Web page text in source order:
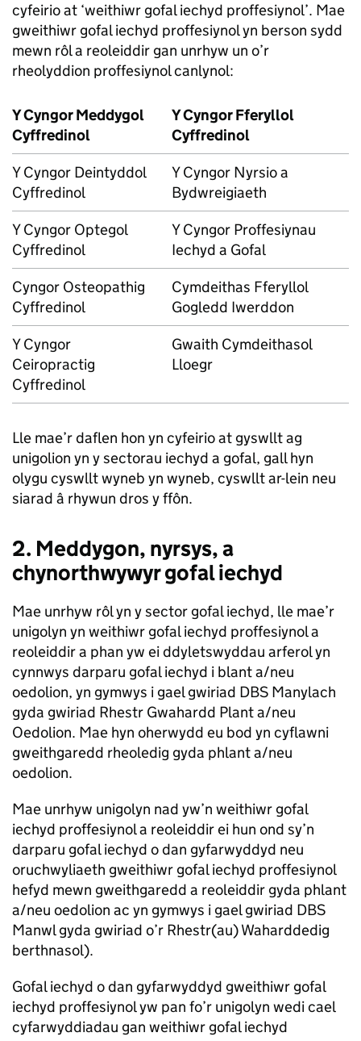
cyfeirio at ‘weithiwr gofal iechyd proffesiynol’. Mae
gweithiwr gofal iechyd proffesiynol yn berson sydd
mewn rôl a reoleiddir gan unrhyw un o’r
rheolyddion proffesiynol canlynol:
Y Cyngor Meddygol
Cyffredinol
Y Cyngor Fferyllol
Cyffredinol
Y Cyngor Deintyddol
Cyffredinol
Y Cyngor Nyrsio a
Bydwreigiaeth
Y Cyngor Optegol
Cyffredinol
Y Cyngor Proffesiynau
Iechyd a Gofal
Cyngor Osteopathig
Cyffredinol
Cymdeithas Fferyllol
Gogledd Iwerddon
Y Cyngor
Ceiropractig
Cyffredinol
Gwaith Cymdeithasol
Lloegr
Lle mae’r daflen hon yn cyfeirio at gyswllt ag
unigolion yn y sectorau iechyd a gofal, gall hyn
olygu cyswllt wyneb yn wyneb, cyswllt ar-lein neu
siarad â rhywun dros y ffôn.
2. Meddygon, nyrsys, a
chynorthwywyr gofal iechyd
Mae unrhyw rôl yn y sector gofal iechyd, lle mae’r
unigolyn yn weithiwr gofal iechyd proffesiynol a
reoleiddir a phan yw ei ddyletswyddau arferol yn
cynnwys darparu gofal iechyd i blant a/neu
oedolion, yn gymwys i gael gwiriad DBS Manylach
gyda gwiriad Rhestr Gwahardd Plant a/neu
Oedolion. Mae hyn oherwydd eu bod yn cyflawni
gweithgaredd rheoledig gyda phlant a/neu
oedolion.
Mae unrhyw unigolyn nad yw’n weithiwr gofal
iechyd proffesiynol a reoleiddir ei hun ond sy’n
darparu gofal iechyd o dan gyfarwyddyd neu
oruchwyliaeth gweithiwr gofal iechyd proffesiynol
hefyd mewn gweithgaredd a reoleiddir gyda phlant
a/neu oedolion ac yn gymwys i gael gwiriad DBS
Manwl gyda gwiriad o’r Rhestr(au) Waharddedig
berthnasol).
Gofal iechyd o dan gyfarwyddyd gweithiwr gofal
iechyd proffesiynol yw pan fo’r unigolyn wedi cael
cyfarwyddiadau gan weithiwr gofal iechyd